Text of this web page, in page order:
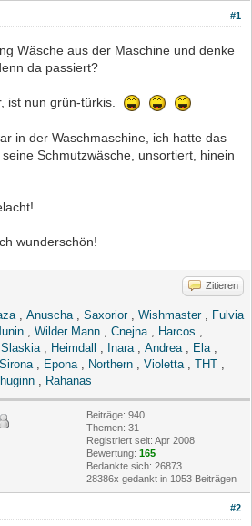
#1
Wäsche aus der Maschine und denke
da passiert?
ist nun grün-türkis.
in der Waschmaschine, ich hatte das
Schmutzwäsche, unsortiert, hinein
wunderschön!
Zitieren
, Anuscha, Saxorior, Wishmaster, Fulvia
, Wilder Mann , Cnejna, Harcos ,
Slaskia, Heimdall , Inara, Andrea, Ela,
Sirona, Epona, Northern , Violetta, THT ,
huginn , Rahanas
Beiträge: 940
Themen: 31
Registriert seit: Apr 2008
Bewertung: 165
Bedankte sich: 26873
28386x gedankt in 1053 Beiträgen
#2